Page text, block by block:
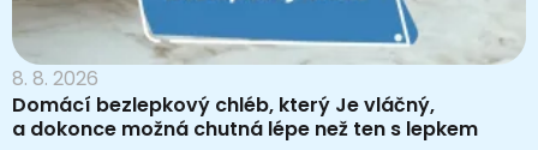
8. 8. 2026
Domácí bezlepkový chléb, který Je vláčný,
a dokonce možná chutná lépe než ten s lepkem